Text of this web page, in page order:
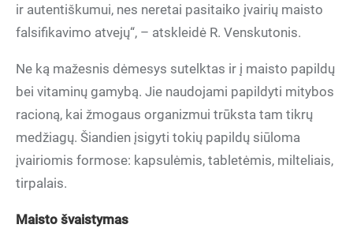
ir autentiškumui, nes neretai pasitaiko įvairių maisto
falsifikavimo atvejų“, – atskleidė R. Venskutonis.
Ne ką mažesnis dėmesys sutelktas ir į maisto papildų
bei vitaminų gamybą. Jie naudojami papildyti mitybos
racioną, kai žmogaus organizmui trūksta tam tikrų
medžiagų. Šiandien įsigyti tokių papildų siūloma
įvairiomis formose: kapsulėmis, tabletėmis, milteliais,
tirpalais.
Maisto švaistymas